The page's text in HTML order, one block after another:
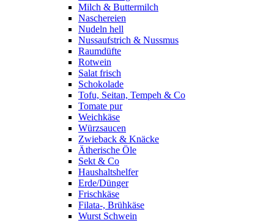
Milch & Buttermilch
Naschereien
Nudeln hell
Nussaufstrich & Nussmus
Raumdüfte
Rotwein
Salat frisch
Schokolade
Tofu, Seitan, Tempeh & Co
Tomate pur
Weichkäse
Würzsaucen
Zwieback & Knäcke
Ätherische Öle
Sekt & Co
Haushaltshelfer
Erde/Dünger
Frischkäse
Filata-, Brühkäse
Wurst Schwein